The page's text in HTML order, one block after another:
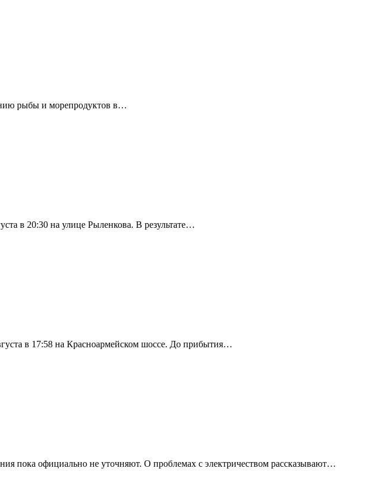
рыбы и морепродуктов в…
в 20:30 на улице Рыленкова. В результате…
в 17:58 на Красноармейском шоссе. До прибытия…
пока официально не уточняют. О проблемах с электричеством рассказывают…